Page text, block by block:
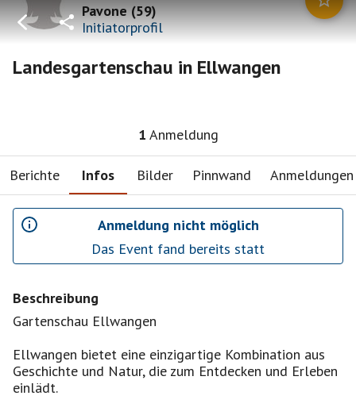
Pavone(59)
Initiatorprofil
Landesgartenschau in Ellwangen
1 Anmeldung
Berichte Infos Bilder Pinnwand Anmeldungen
Anmeldung nicht möglich
Das Event fand bereits statt
Beschreibung
Gartenschau Ellwangen
Ellwangen bietet eine einzigartige Kombination aus
Geschichte und Natur, die zum Entdecken und Erleben
einlädt.